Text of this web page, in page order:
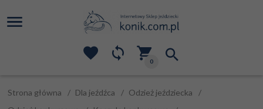
0
Strona główna Dla jeźdźca
Odzież jeździecka